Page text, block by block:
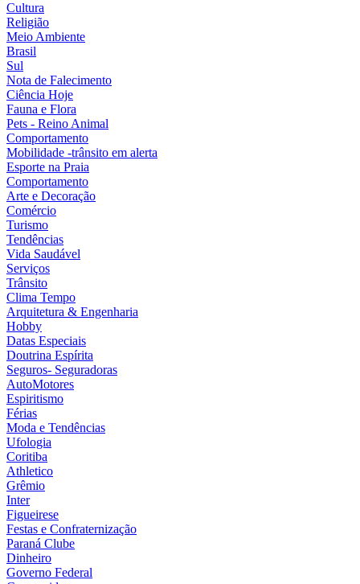
Cultura
Religião
Meio Ambiente
Brasil
Sul
Nota de Falecimento
Ciência Hoje
Fauna e Flora
Pets - Reino Animal
Comportamento
Mobilidade -trânsito em alerta
Esporte na Praia
Comportamento
Arte e Decoração
Comércio
Turismo
Tendências
Vida Saudável
Serviços
Trânsito
Clima Tempo
Arquitetura & Engenharia
Hobby
Datas Especiais
Doutrina Espírita
Seguros- Seguradoras
AutoMotores
Espiritismo
Férias
Moda e Tendências
Ufologia
Coritiba
Athletico
Grêmio
Inter
Figueirese
Festas e Confraternização
Paraná Clube
Dinheiro
Governo Federal